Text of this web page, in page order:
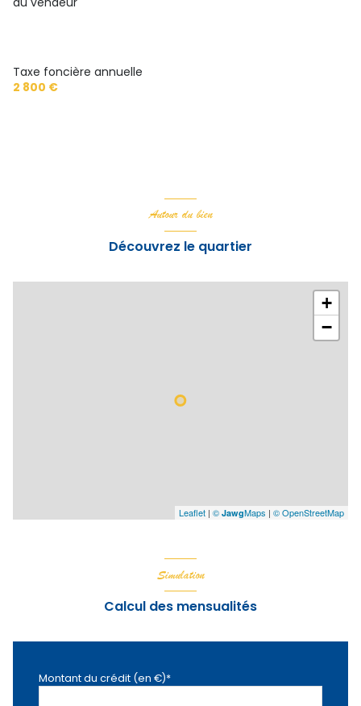
1 niveau(x)
Taxe foncière annuelle
2 800 €
Autour du bien
Découvrez le quartier
+
−
Leaflet | © JawgMaps | © OpenStreetMap
Simulation
Calcul des mensualités
Montant du crédit (en €)*